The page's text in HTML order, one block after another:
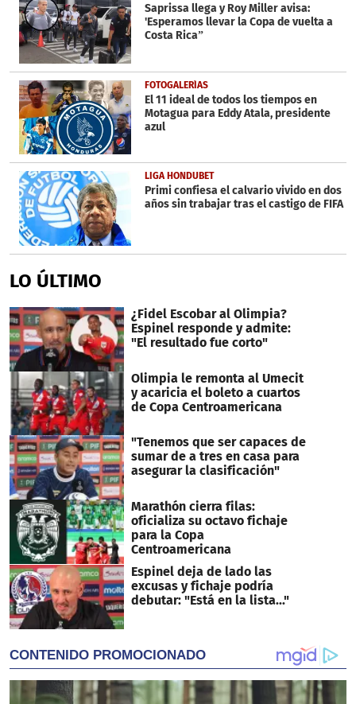
Saprissa llega y Roy Miller avisa:
'Esperamos llevar la Copa de vuelta a
Costa Rica”
FOTOGALERÍAS
El 11 ideal de todos los tiempos en
Motagua para Eddy Atala, presidente
azul
LIGA HONDUBET
Primi confiesa el calvario vivido en dos
años sin trabajar tras el castigo de FIFA
LO ÚLTIMO
¿Fidel Escobar al Olimpia?
Espinel responde y admite:
"El resultado fue corto"
Olimpia le remonta al Umecit
y acaricia el boleto a cuartos
de Copa Centroamericana
"Tenemos que ser capaces de
sumar de a tres en casa para
asegurar la clasificación"
Marathón cierra filas:
oficializa su octavo fichaje
para la Copa
Centroamericana
Espinel deja de lado las
excusas y fichaje podría
debutar: "Está en la lista..."